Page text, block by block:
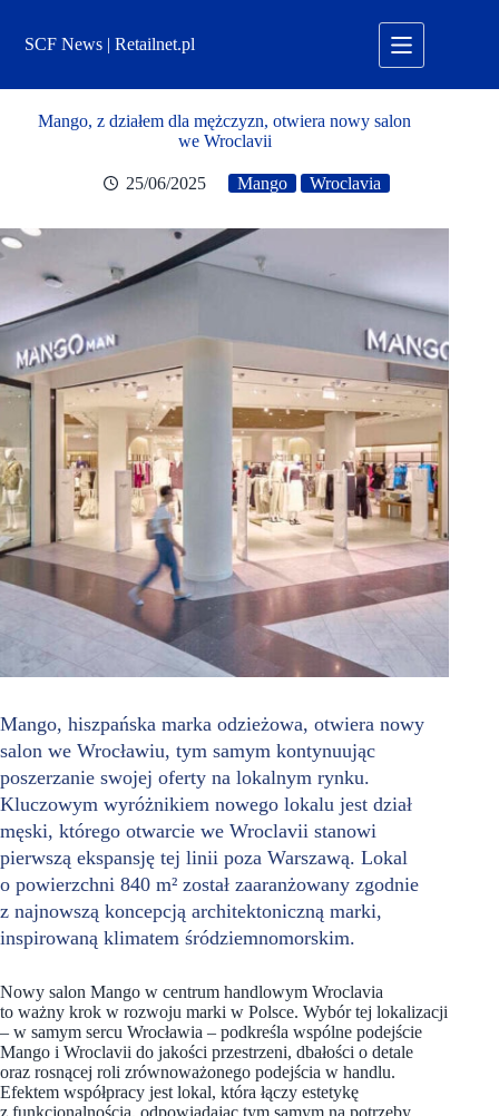
treściSCF News | Retailnet.pl
Mango, z działem dla mężczyzn, otwiera nowy salon
we Wroclavii
25/06/2025 Mango Wroclavia
Mango, hiszpańska marka odzieżowa, otwiera nowy
salon we Wrocławiu, tym samym kontynuując
poszerzanie swojej oferty na lokalnym rynku.
Kluczowym wyróżnikiem nowego lokalu jest dział
męski, którego otwarcie we Wroclavii stanowi
pierwszą ekspansję tej linii poza Warszawą. Lokal
o powierzchni 840 m² został zaaranżowany zgodnie
z najnowszą koncepcją architektoniczną marki,
inspirowaną klimatem śródziemnomorskim.
Nowy salon Mango w centrum handlowym Wroclavia
to ważny krok w rozwoju marki w Polsce. Wybór tej lokalizacji
– w samym sercu Wrocławia – podkreśla wspólne podejście
Mango i Wroclavii do jakości przestrzeni, dbałości o detale
oraz rosnącej roli zrównoważonego podejścia w handlu.
Efektem współpracy jest lokal, która łączy estetykę
z funkcjonalnością, odpowiadając tym samym na potrzeby